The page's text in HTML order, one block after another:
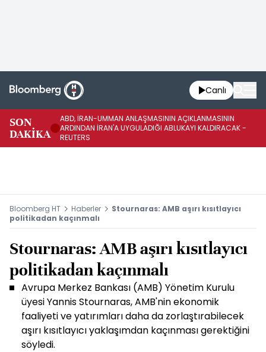
Canlı
SON
DAKİKA
ABD, İRAN-UMMAN ANLAŞMASININ AÇIKLANMASININ
ARDINDAN İRAN'A UYGULADIĞI ABLUKAYI KALDIRACAK -
REUTERS
Bloomberg HT Haberler
Stournaras: AMB aşırı kısıtlayıcı
politikadan kaçınmalı
Stournaras: AMB aşırı kısıtlayıcı
politikadan kaçınmalı
Avrupa Merkez Bankası (AMB) Yönetim Kurulu
üyesi Yannis Stournaras, AMB'nin ekonomik
faaliyeti ve yatırımları daha da zorlaştırabilecek
aşırı kısıtlayıcı yaklaşımdan kaçınması gerektiğini
söyledi.